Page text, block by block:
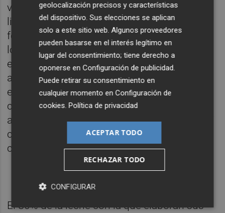
vez en cuando las sacan para que ayuden a
limpiar al monte en caso de un incendio
forestal, pero hay que tener cuidado porque
los matorrales pueden dañar sus ubres y en
ese caso, dejarían de dar leche y habría que
apartarlas. Las crías que acaban de nacer
están en una habitación separada con una
chimenea para darles calor. Tienen un
aspecto tan adorable que durante un rato mi
conciencia se plantea seriamente dejar de
comer cordero lechal.
El 80% de la leche con la que elaboran sus
geolocalización precisos y características
del dispositivo. Sus elecciones se aplican
solo a este sitio web. Algunos proveedores
pueden basarse en el interés legítimo en
lugar del consentimiento; tiene derecho a
oponerse enConfiguración de publicidad.
Puede retirar su consentimiento en
cualquier momento enConfiguración de
cookies.Política de privacidad
ACEPTAR TODO
RECHAZAR TODO
CONFIGURAR